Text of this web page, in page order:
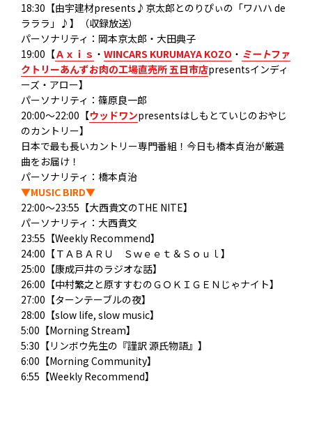
18:30【由宇建材presents♪京太郎とのりぴぃの「ワハハ de
ラララ」♪】（収録放送）
パーソナリティ：岡本京太郎・大田典子
19:00【Ａｘｉｓ ・ WINCARS KURUMAYA KOZO ・ ミートファ
クトリーあんずお肉の工場直売所 五日市店presentsインディ
ーズ・アロー】
パーソナリティ：篠原良一郎
20:00～22:00【ウッドワンpresentsはしもとていじのおやじ
のカントリー】
日本で最も長いカントリー専門番組！今日も橋本貞治が厳選
曲をお届け！
パーソナリティ：橋本貞治
▼MUSIC BIRD▼
22:00～23:55【大西貴文のTHE NITE】
パーソナリティ：大西貴文
23:55【Weekly Recommend】
24:00【ＴＡＢＡＲＵ Ｓｗｅｅｔ＆Ｓｏｕｌ】
25:00【康成戸井のラジオな話】
26:00【中村繁之と原すすむのＧＯＫＩＧＥＮじゃナイト】
27:00【ターンテーブルの夜】
28:00【slow life, slow music】
5:00【Morning Stream】
5:30【リンボウ先生の『謹訳 源氏物語』】
6:00【Morning Community】
6:55【Weekly Recommend】